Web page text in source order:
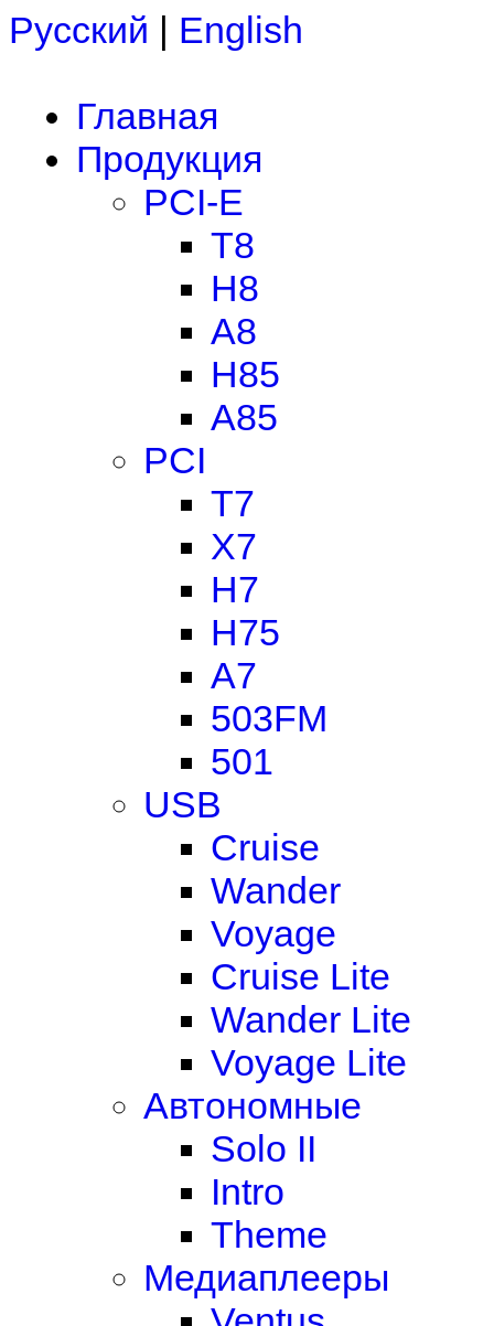
Русский | English
Главная
Продукция
PCI-E
T8
H8
A8
H85
A85
PCI
T7
X7
H7
H75
A7
503FM
501
USB
Cruise
Wander
Voyage
Cruise Lite
Wander Lite
Voyage Lite
Автономные
Solo II
Intro
Theme
Медиаплееры